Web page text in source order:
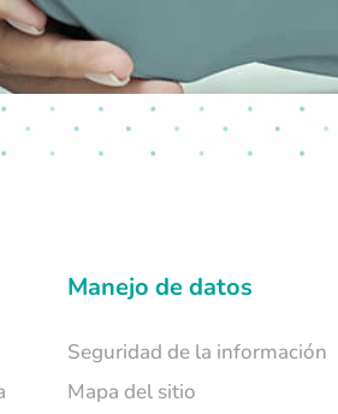
Manejo de datos
Seguridad de la información
Mapa del sitio